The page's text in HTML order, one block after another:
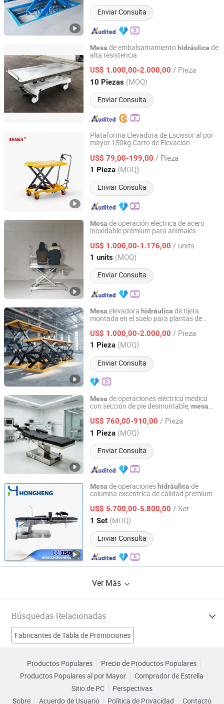
Enviar Consulta
Mesa de embalsamamiento hidráulica de
alta resistencia
US$ 1.000,00-2.000,00 / Pieza
10 Piezas (MOQ)
Enviar Consulta
Extra Medical Supply Co. Ltd. China
Jiangsu, China Desde 2025
Plataforma Elevadora de Escissor al por
mayor 150kg Carro de Elevación
US$ 79,00-199,00 / Pieza
1 Pieza (MOQ)
Enviar Consulta
Zhi Xing Machinery (Hangzhou) Co., Ltd.
Zhejiang, China Desde 2021
Mesa de operación eléctrica de acero
inoxidable premium para animales
US$ 1.000,00-1.176,00 / units
1 units (MOQ)
Enviar Consulta
Shandong Sanyang Medical Equipment Co., Ltd.
Zhejiang, China Desde 2025
Mesa elevadora hidráulica de tijera
montada en el suelo para plantas de
US$ 1.000,00-2.000,00 / Pieza
1 Pieza (MOQ)
Enviar Consulta
Shandong Lulong Intelligent Equipment Co., Ltd
Shandong, China Desde 2026
Mesa de operaciones eléctrica médica
con sección de pie desmontable, mesa
hospital y clínica,mesa hidráulica
multifuncional aprobada por CE
US$ 760,00-910,00 / Pieza
1 Pieza (MOQ)
Enviar Consulta
Shandong Sanyang Medical Equipment Co., Ltd.
Zhejiang, China Desde 2025
Mesa de operaciones hidráulica de
columna excéntrica de calidad premium
US$ 5.700,00-5.800,00 / Set
1 Set (MOQ)
Enviar Consulta
Zhejiang Hongheng Medical Technology Co., Ltd.
Zhejiang, China Desde 2024
Ver Más
Búsquedas Relacionadas
Fabricantes de Tabla de Promociones
Fabricantes de Prensa hidráulica
Productos Populares
Precio de Productos Populares
Productos Populares al por Mayor
Comprador de Estrella
Sitio de PC
Perspectivas
Sobre
Acuerdo de Usuario Política de Privacidad Contacto